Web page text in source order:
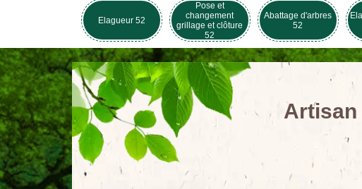
Elagueur 52
Pose et
changement
grillage et clôture
52
Abattage d'arbres
52
Artisan